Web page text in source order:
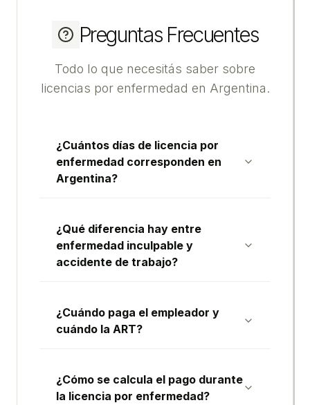
Preguntas Frecuentes
Todo lo que necesitás saber sobre
licencias por enfermedad en Argentina.
¿Cuántos días de licencia por
enfermedad corresponden en
Argentina?
¿Qué diferencia hay entre
enfermedad inculpable y
accidente de trabajo?
¿Cuándo paga el empleador y
cuándo la ART?
¿Cómo se calcula el pago durante
la licencia por enfermedad?